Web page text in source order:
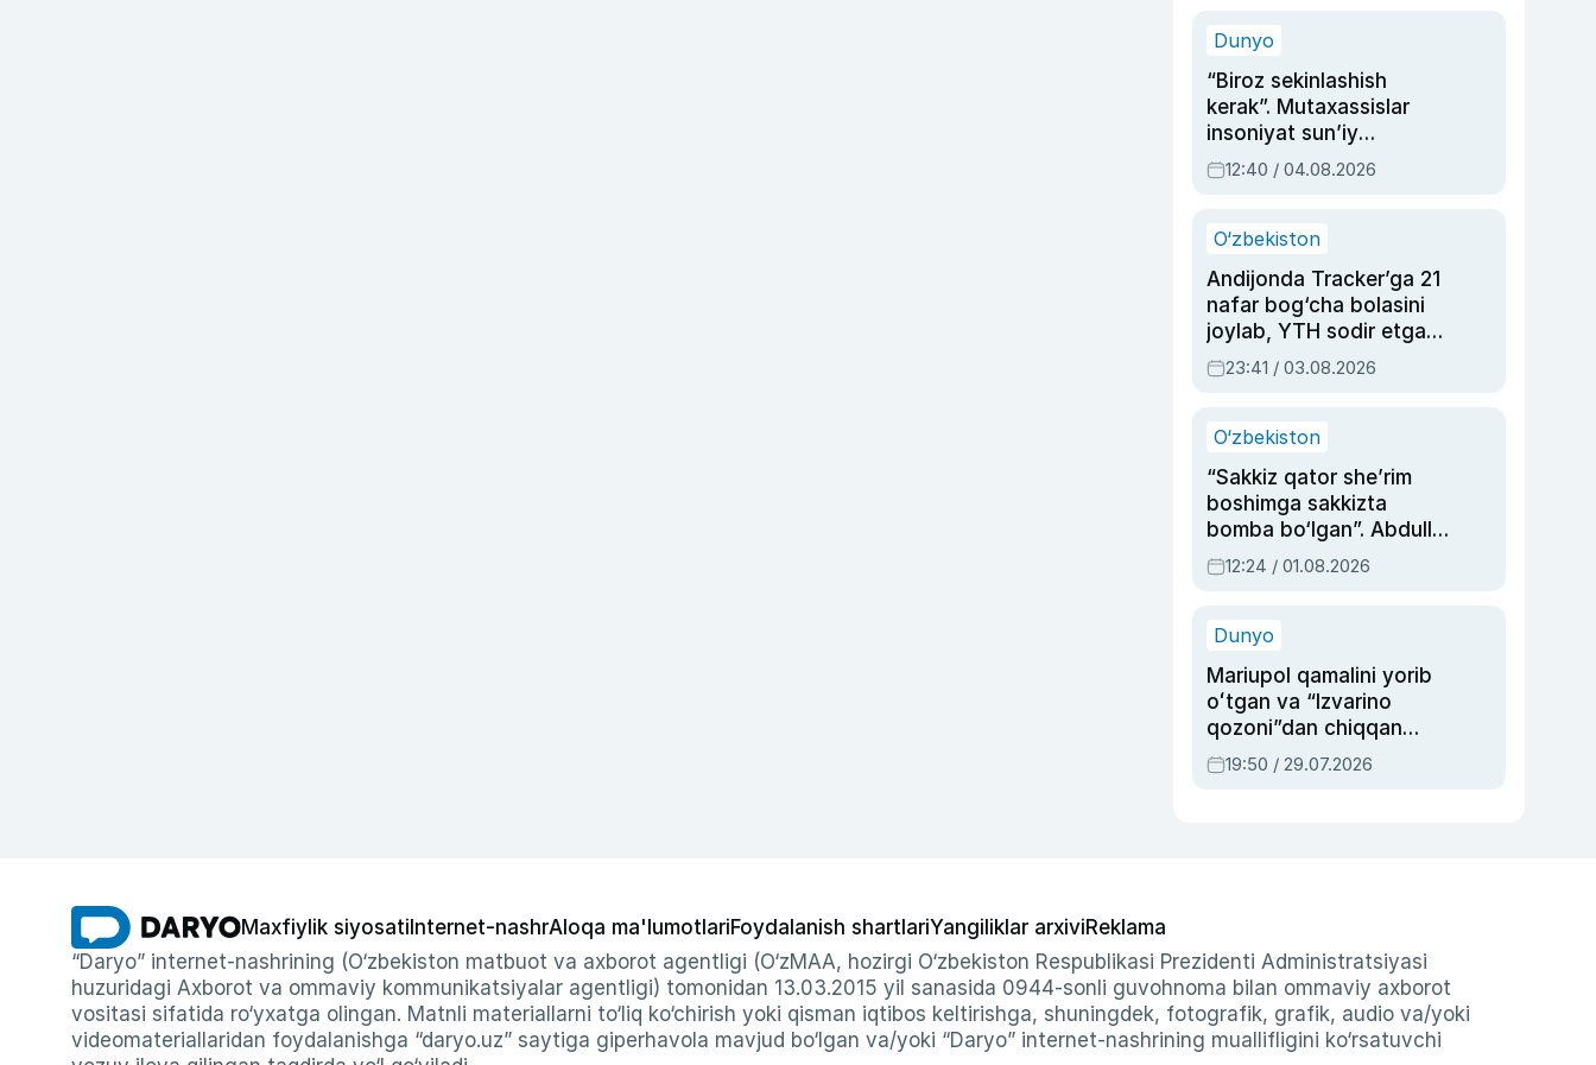
Dunyo
“Biroz sekinlashish
kerak”. Mutaxassislar
insoniyat sun’iy
intellektni boshqara
olmay qolishidan xavotir
12:40 / 04.08.2026
O‘zbekiston
Andijonda Tracker’ga 21
nafar bog‘cha bolasini
joylab, YTH sodir etgan
ayolga sud hukmi o‘qildi
23:41 / 03.08.2026
O‘zbekiston
“Sakkiz qator she’rim
boshimga sakkizta
bomba bo‘lgan”. Abdulla
Oripovni siyosiy
ayblovlardan asrab
12:24 / 01.08.2026
Dunyo
Mariupol qamalini yorib
oʻtgan va “Izvarino
qozoni”dan chiqqan
qahramon — Ukraina
armiyasi bosh
19:50 / 29.07.2026
Maxfiylik siyosati Internet-nashrAloqa ma'lumotlariFoydalanish shartlariYangiliklar arxiviReklama
“Daryo” internet-nashrining (O‘zbekiston matbuot va axborot agentligi (O‘zMAA, hozirgi O‘zbekiston Respublikasi Prezidenti Administratsiyasi
huzuridagi Axborot va ommaviy kommunikatsiyalar agentligi) tomonidan 13.03.2015 yil sanasida 0944-sonli guvohnoma bilan ommaviy axborot
vositasi sifatida ro‘yxatga olingan. Matnli materiallarni to‘liq ko‘chirish yoki qisman iqtibos keltirishga, shuningdek, fotografik, grafik, audio va/yoki
videomateriallaridan foydalanishga “daryo.uz” saytiga giperhavola mavjud bo‘lgan va/yoki “Daryo” internet-nashrining muallifligini ko‘rsatuvchi